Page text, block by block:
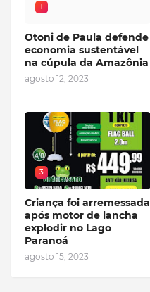
1
Otoni de Paula defende
economia sustentável
na cúpula da Amazônia
agosto 12, 2023
3
Criança foi arremessada
após motor de lancha
explodir no Lago
Paranoá
agosto 15, 2023